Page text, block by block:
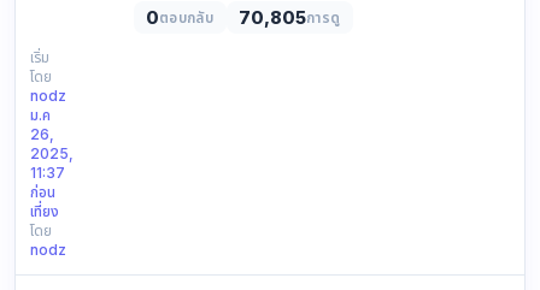
จ
เดียว
เช่น…
:
Discover
the
Best
Experiences
in
Paradise
https://en.yophuket.com/image/news/news_image_173563…
เริ่ม
โดย
nodz
ม.ค
26,
2025,
11:37
ก่อน
เที่ยง
โดย
nodz
0ตอบกลับ 70,805การดู